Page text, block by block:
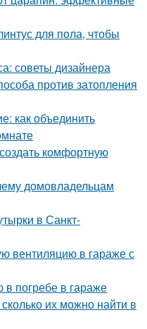
для пола, чтобы
советы дизайнера
против затопления
как объединить
комфортную
домовладельцам
в Санкт-
вентиляцию в гараже с
в погребе в гараже
их можно найти в